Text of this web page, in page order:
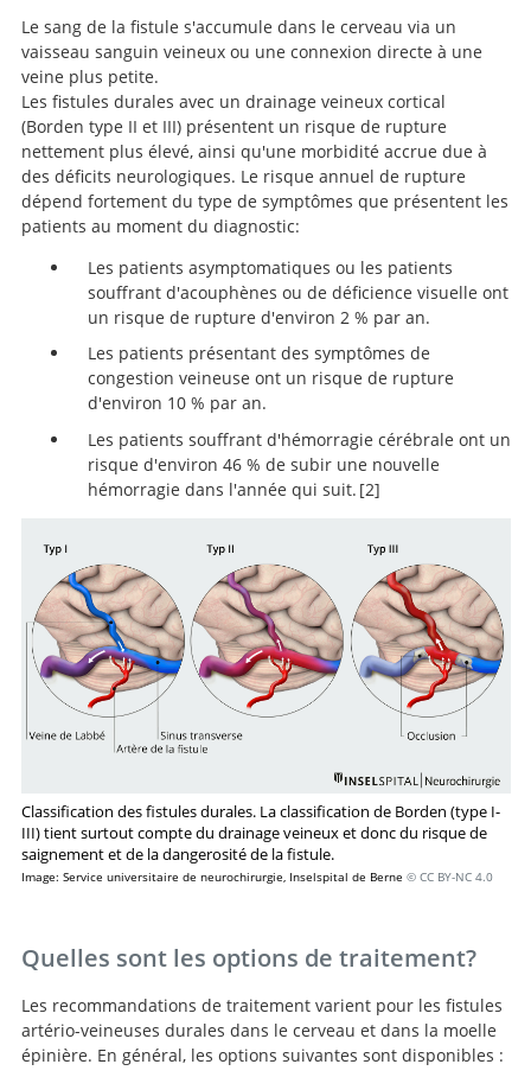
Le sang de la fistule s'accumule dans le cerveau via un
vaisseau sanguin veineux ou une connexion directe à une
veine plus petite.
Les fistules durales avec un drainage veineux cortical
(Borden type II et III) présentent un risque de rupture
nettement plus élevé, ainsi qu'une morbidité accrue due à
des déficits neurologiques. Le risque annuel de rupture
dépend fortement du type de symptômes que présentent les
patients au moment du diagnostic:
Les patients asymptomatiques ou les patients
souffrant d'acouphènes ou de déficience visuelle ont
un risque de rupture d'environ 2 % par an.
Les patients présentant des symptômes de
congestion veineuse ont un risque de rupture
d'environ 10 % par an.
Les patients souffrant d'hémorragie cérébrale ont un
risque d'environ 46 % de subir une nouvelle
hémorragie dans l'année qui suit. 2
arteriovenous fistulae.
Classification des fistules durales. La classification de Borden (type I-
III) tient surtout compte du drainage veineux et donc du risque de
saignement et de la dangerosité de la fistule.
Image: Service universitaire de neurochirurgie, Inselspital de Berne © CC BY-NC 4.0
Quelles sont les options de traitement?
Les recommandations de traitement varient pour les fistules
artério-veineuses durales dans le cerveau et dans la moelle
épinière. En général, les options suivantes sont disponibles :